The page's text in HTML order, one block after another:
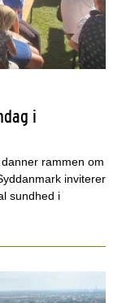
i
rammen om
inviterer
sundhed i